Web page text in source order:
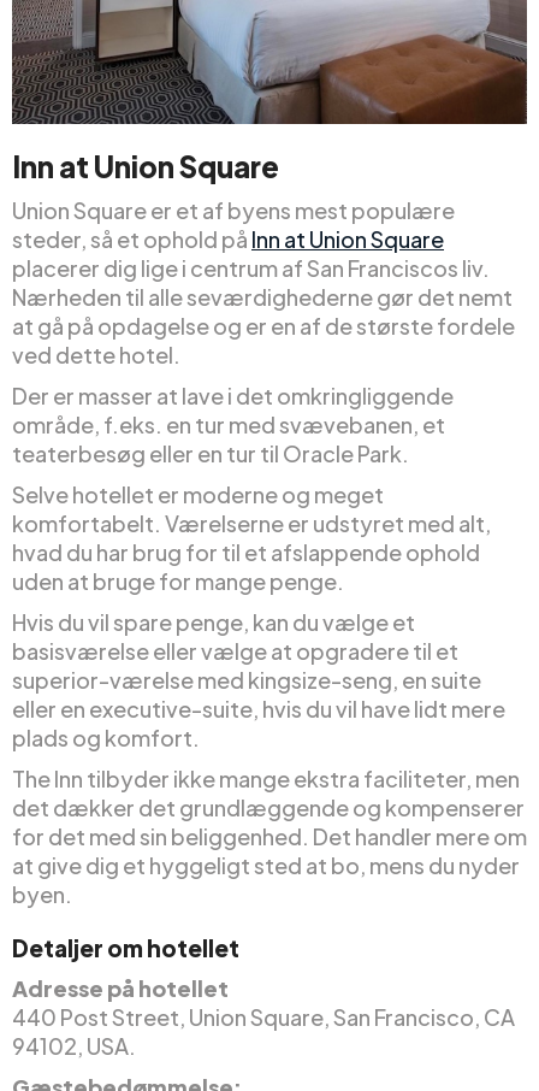
Inn at Union Square
Union Square er et af byens mest populære
steder, så et ophold på Inn at Union Square
placerer dig lige i centrum af San Franciscos liv.
Nærheden til alle seværdighederne gør det nemt
at gå på opdagelse og er en af de største fordele
ved dette hotel.
Der er masser at lave i det omkringliggende
område, f.eks. en tur med svævebanen, et
teaterbesøg eller en tur til Oracle Park.
Selve hotellet er moderne og meget
komfortabelt. Værelserne er udstyret med alt,
hvad du har brug for til et afslappende ophold
uden at bruge for mange penge.
Hvis du vil spare penge, kan du vælge et
basisværelse eller vælge at opgradere til et
superior-værelse med kingsize-seng, en suite
eller en executive-suite, hvis du vil have lidt mere
plads og komfort.
The Inn tilbyder ikke mange ekstra faciliteter, men
det dækker det grundlæggende og kompenserer
for det med sin beliggenhed. Det handler mere om
at give dig et hyggeligt sted at bo, mens du nyder
byen.
Detaljer om hotellet
Adresse på hotellet
440 Post Street, Union Square, San Francisco, CA
94102, USA.